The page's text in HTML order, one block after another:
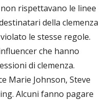
rispettavano le linee
della clemenza
le stesse regole.
che hanno
di clemenza.
Marie Johnson, Steve
Alcuni fanno pagare